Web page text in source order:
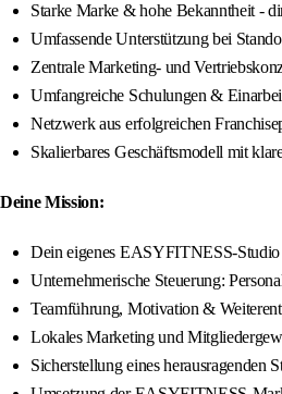
Starke Marke & hohe Bekanntheit -
Umfassende Unterstützung bei
Zentrale Marketing- und
Umfangreiche Schulungen &
Netzwerk aus erfolgreichen
Skalierbares Geschäftsmodell mit
Deine Mission:
Dein eigenes EASYFITNESS-Studio
Unternehmerische Steuerung:
Teamführung, Motivation &
Lokales Marketing und
Sicherstellung eines herausragenden